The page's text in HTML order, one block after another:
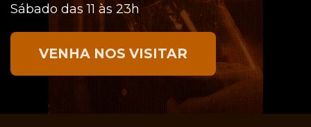
Sábado das 11 às 23h
VENHA NOS VISITAR